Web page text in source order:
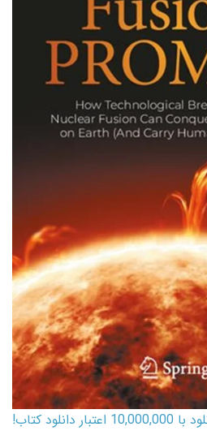
کارت اعتباری کتاب دانلود با 10,000,000 اعتبار دانلود کتاب!